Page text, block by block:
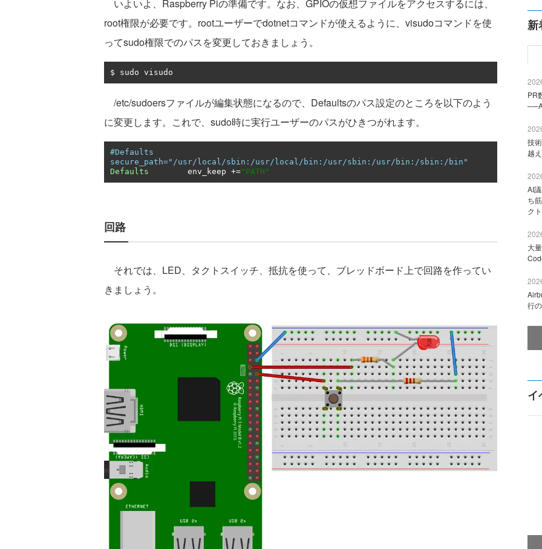
いよいよ、Raspberry Piの準備です。なお、GPIOの仮想ファイルをアクセスするには、
root権限が必要です。rootユーザーでdotnetコマンドが使えるように、visudoコマンドを使
ってsudo権限でのパスを変更しておきましょう。
$ sudo visudo
/etc/sudoersファイルが編集状態になるので、Defaultsのパス設定のところを以下のよう
に変更します。これで、sudo時に実行ユーザーのパスがひきつがれます。
#Defaults
secure_path="/usr/local/sbin:/usr/local/bin:/usr/sbin:/usr/bin:/sbin:/bin"
Defaults
        env_keep
+="PATH"
回路
それでは、LED、タクトスイッチ、抵抗を使って、ブレッドボード上で回路を作ってい
きましょう。
新
PR
技
越
AI
ち
ク
大
行
イ